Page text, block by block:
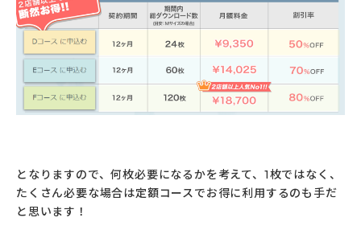
となりますので、何枚必要になるかを考えて、1枚ではなく、
たくさん必要な場合は定額コースでお得に利用するのも手だ
と思います！